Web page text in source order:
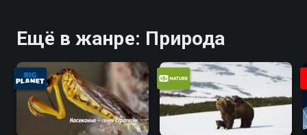
Ещё в жанре: Природа